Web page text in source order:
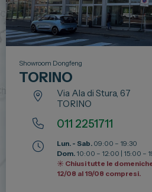
Showroom Dongfeng
TORINO
Via Ala di Stura, 67
TORINO
011 2251711
Lun. - Sab. 09:00 – 19:30
Dom. 10:00 – 12:00 | 15:00 –
☀️ Chiusi tutte le
12/08 al 19/08 compresi.